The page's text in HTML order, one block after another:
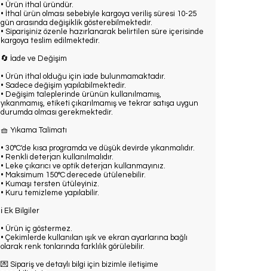
• Ürün ithal üründür.
• İthal ürün olması sebebiyle kargoya veriliş süresi 10-25
gün arasında değişiklik gösterebilmektedir.
• Siparişiniz özenle hazırlanarak belirtilen süre içerisinde
kargoya teslim edilmektedir.
🔄 İade ve Değişim
• Ürün ithal olduğu için iade bulunmamaktadır.
• Sadece değişim yapılabilmektedir.
• Değişim taleplerinde ürünün kullanılmamış,
yıkanmamış, etiketi çıkarılmamış ve tekrar satışa uygun
durumda olması gerekmektedir.
🧺 Yıkama Talimatı
• 30°C'de kısa programda ve düşük devirde yıkanmalıdır.
• Renkli deterjan kullanılmalıdır.
• Leke çıkarıcı ve optik deterjan kullanmayınız.
• Maksimum 150°C derecede ütülenebilir.
• Kumaşı tersten ütüleyiniz.
• Kuru temizleme yapılabilir.
ℹ️ Ek Bilgiler
• Ürün iç göstermez.
• Çekimlerde kullanılan ışık ve ekran ayarlarına bağlı
olarak renk tonlarında farklılık görülebilir.
💌 Sipariş ve detaylı bilgi için bizimle iletişime